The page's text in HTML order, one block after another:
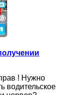
! Нужно
водительское